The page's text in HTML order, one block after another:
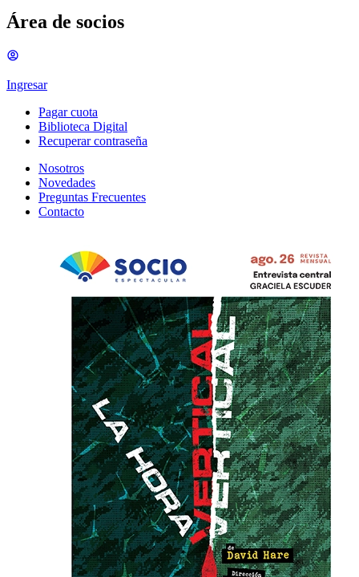
Área de socios
Ingresar
Pagar cuota
Biblioteca Digital
Recuperar contraseña
Nosotros
Novedades
Preguntas Frecuentes
Contacto